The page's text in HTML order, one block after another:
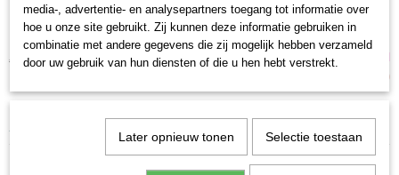
Inloggen Registreren
UW WINKELWAGEN
(0)
Home
media-, advertentie- en analysepartners toegang tot informatie over
hoe u onze site gebruikt. Zij kunnen deze informatie gebruiken in
combinatie met andere gegevens die zij mogelijk hebben verzameld
door uw gebruik van hun diensten of die u hen hebt verstrekt.
Later opnieuw tonen Selectie toestaan